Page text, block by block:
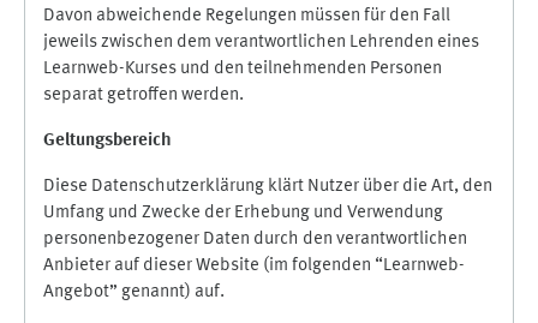
Davon abweichende Regelungen müssen für den Fall
jeweils zwischen dem verantwortlichen Lehrenden eines
Learnweb-Kurses und den teilnehmenden Personen
separat getroffen werden.
Geltungsbereich
Diese Datenschutzerklärung klärt Nutzer über die Art, den
Umfang und Zwecke der Erhebung und Verwendung
personenbezogener Daten durch den verantwortlichen
Anbieter auf dieser Website (im folgenden “Learnweb-
Angebot” genannt) auf.